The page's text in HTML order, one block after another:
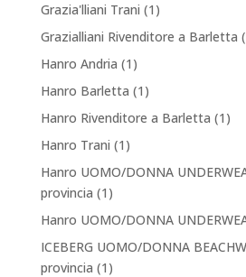
Grazia'lliani Trani (1)
Grazialliani Rivenditore a Barletta
Hanro Andria (1)
Hanro Barletta (1)
Hanro Rivenditore a Barletta (1)
Hanro Trani (1)
Hanro UOMO/DONNA
provincia (1)
Hanro UOMO/DONNA
ICEBERG UOMO/DONNA
provincia (1)